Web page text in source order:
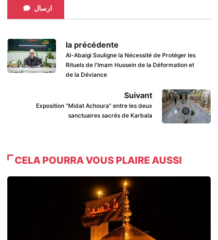
ارسال
la précédente
Al-Abaigi Souligne la Nécessité de Protéger les
Rituels de l'Imam Hussein de la Déformation et
de la Déviance
Suivant
Exposition "Midat Achoura" entre les deux
sanctuaires sacrés de Karbala
CELA POURRA VOUS PLAIRE AUSSI